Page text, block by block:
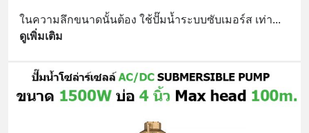
ในความลึกขนาดนั้นต้อง ใช้ปั๊มน้ำระบบซับเมอร์ส เท่า...
ดูเพิ่มเติม